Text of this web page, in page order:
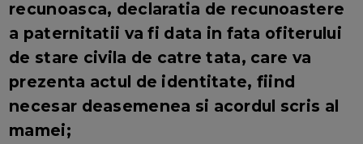
recunoasca, declaratia de recunoastere
a paternitatii va fi data in fata ofiterului
de stare civila de catre tata, care va
prezenta actul de identitate, fiind
necesar deasemenea si acordul scris al
mamei;